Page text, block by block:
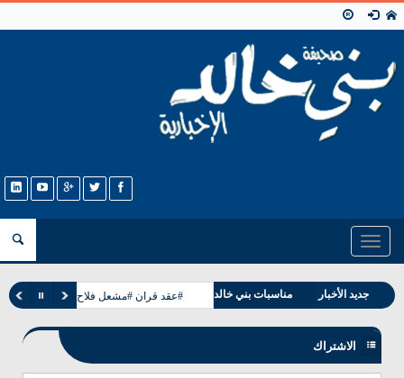
Toggle
navigation
جديد الأخبار
وفيات بني خالد
مناسبات بني خالد #عقد قران #مشعل فلاح غانم الخالدي
الاشتراك